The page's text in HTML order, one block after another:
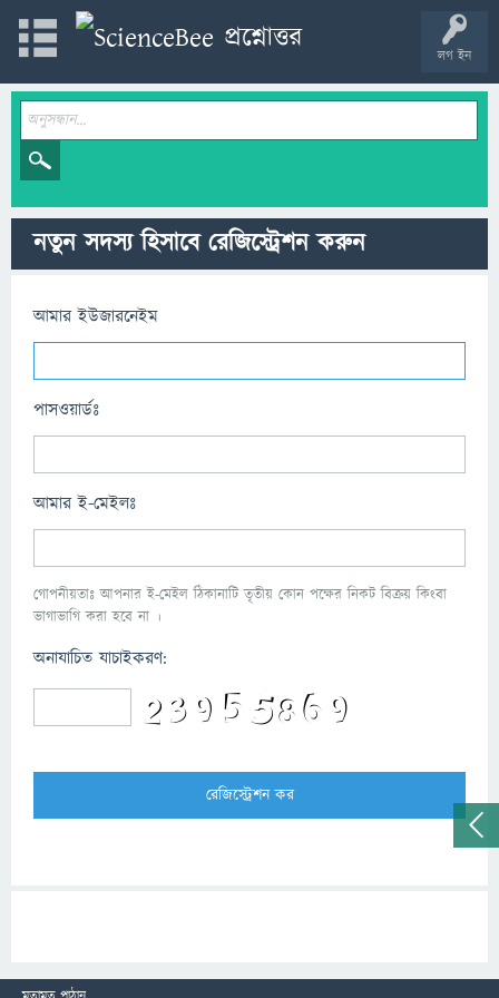
লগ ইন
নতুন সদস্য হিসাবে রেজিস্ট্রেশন করুন
আমার ইউজারনেইম
পাসওয়ার্ডঃ
আমার ই-মেইলঃ
গোপনীয়তাঃ আপনার ই-মেইল ঠিকানাটি তৃতীয় কোন পক্ষের নিকট বিক্রয় কিংবা
ভাগাভাগি করা হবে না ।
অনাযাচিত যাচাইকরণ: